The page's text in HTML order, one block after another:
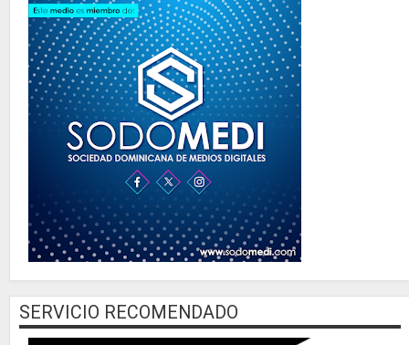
SERVICIO RECOMENDADO